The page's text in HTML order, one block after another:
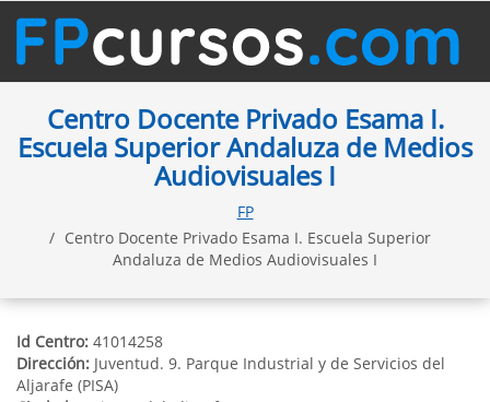
Centro Docente Privado Esama I.
Escuela Superior Andaluza de Medios
Audiovisuales I
FP
Centro Docente Privado Esama I. Escuela Superior
Andaluza de Medios Audiovisuales I
Id Centro: 41014258
Dirección: Juventud. 9. Parque Industrial y de Servicios del
Aljarafe (PISA)